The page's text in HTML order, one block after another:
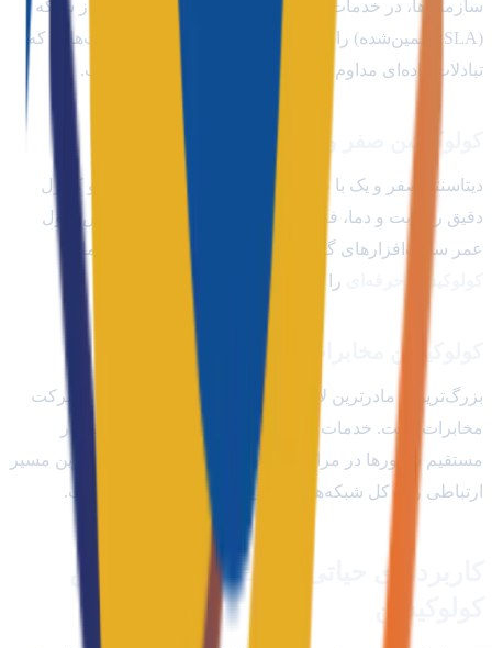
سازمان‌ها، در خدمات کولوکیشن خود کیفیت بی‌نظیری از شبکه
(SLA تضمین‌شده) را ارائه می‌دهد. این بستر برای شرکت‌هایی که
تبادلات داده‌ای مداوم و پرحجمی دارند، کاملاً ایده‌آل است.
کولوکیشن صفر و یک
دیتاسنتر صفر و یک با طراحی مدرن لایه‌های خنک‌کننده و کنترل
دقیق رطوبت و دما، فضایی بسیار استاندارد برای افزایش طول
عمر سخت‌افزارهای گرانقیمت شما فراهم ساخته و خدمات
کولوکیشن حرفه‌ای
را با کیفیتی متمایز عرضه می‌کند.
کولوکیشن مخابرات
بزرگ‌ترین و مادرترین لایه شبکه ارتباطی کشور در اختیار شرکت
مخابرات است. خدمات
کولوکیشن مخابرات
به دلیل استقرار
مستقیم سرورها در مراکز سوییچینگ اصلی کشور، کوتاه‌ترین مسیر
ارتباطی را با کل شبکه‌های فرعی اینترنت در ایران داراست.
کاربردهای حیاتی و استراتژیک سرویس
کولوکیشن